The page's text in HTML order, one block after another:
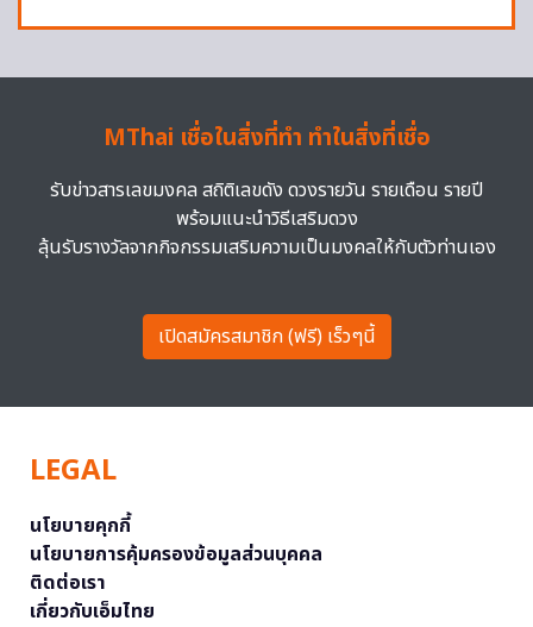
MThai เชื่อในสิ่งที่ทำ ทำในสิ่งที่เชื่อ
รับข่าวสารเลขมงคล สถิติเลขดัง ดวงรายวัน รายเดือน รายปี
พร้อมแนะนำวิธีเสริมดวง
ลุ้นรับรางวัลจากกิจกรรมเสริมความเป็นมงคลให้กับตัวท่านเอง
เปิดสมัครสมาชิก (ฟรี) เร็วๆนี้
LEGAL
นโยบายคุกกี้
นโยบายการคุ้มครองข้อมูลส่วนบุคคล
ติดต่อเรา
เกี่ยวกับเอ็มไทย